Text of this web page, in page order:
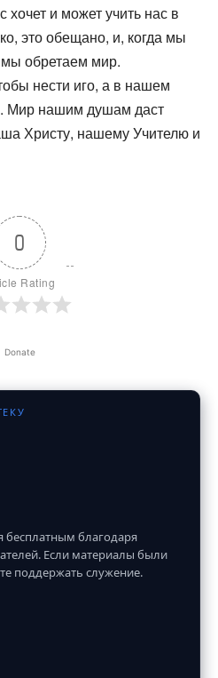
хочет и может учить нас в
это обещано, и, когда мы
обретаем мир.
нести иго, а в нашем
Мир нашим душам даст
Христу, нашему Учителю и
0
Rating
Donate
бесплатным благодаря
Если материалы были
поддержать служение.